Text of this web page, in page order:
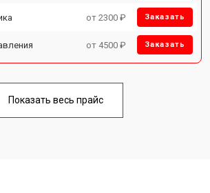
от 2300 ₽ Заказать
от 4500 ₽ Заказать
Показать весь прайс